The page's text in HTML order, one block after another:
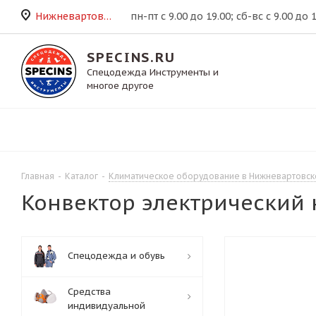
Нижневартовск пн-пт с 9.00 до 19.00; сб-вс с 9.00 до
SPECINS.RU
Спецодежда Инструменты и
многое другое
Главная - Каталог - Климатическое оборудование в
Конвектор электрический
Спецодежда и обувь
Средства
индивидуальной